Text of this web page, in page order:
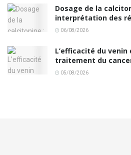
Dosage de la
interprétation des
06/08/2026
L’efficacité du venin
traitement du
05/08/2026